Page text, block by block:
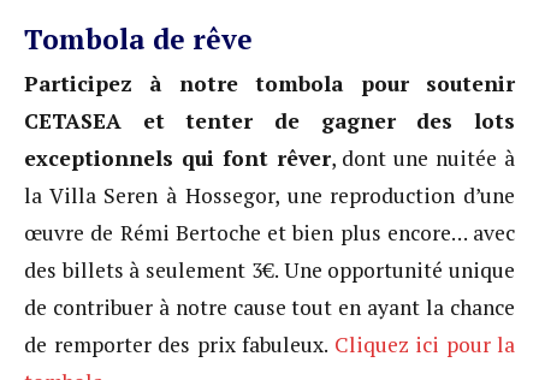
Tombola de rêve
Participez à notre tombola pour soutenir
CETASEA et tenter de gagner des lots
exceptionnels qui font rêver, dont une nuitée à
la Villa Seren à Hossegor, une reproduction d’une
œuvre de Rémi Bertoche et bien plus encore… avec
des billets à seulement 3€. Une opportunité unique
de contribuer à notre cause tout en ayant la chance
de remporter des prix fabuleux. Cliquez ici pour la